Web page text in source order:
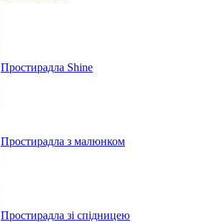
Простирадла Shine
Простирадла з малюнком
Простирадла зі спідницею